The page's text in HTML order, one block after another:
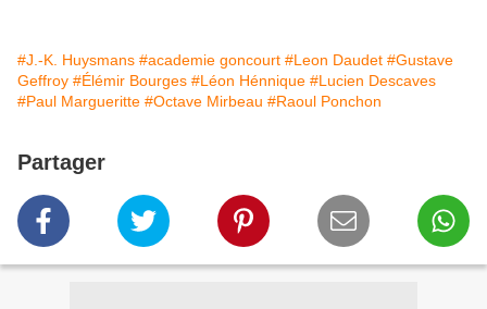
#J.-K. Huysmans #academie goncourt #Leon Daudet #Gustave
Geffroy #Élémir Bourges #Léon Hénnique #Lucien Descaves
#Paul Margueritte #Octave Mirbeau #Raoul Ponchon
Partager